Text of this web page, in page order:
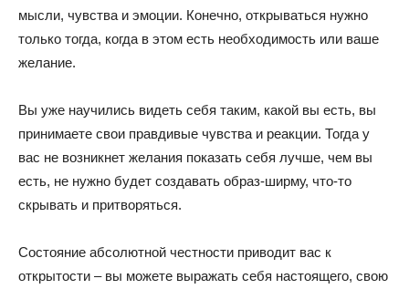
мысли, чувства и эмоции. Конечно, открываться нужно
только тогда, когда в этом есть необходимость или ваше
желание.
Вы уже научились видеть себя таким, какой вы есть, вы
принимаете свои правдивые чувства и реакции. Тогда у
вас не возникнет желания показать себя лучше, чем вы
есть, не нужно будет создавать образ-ширму, что-то
скрывать и притворяться.
Состояние абсолютной честности приводит вас к
открытости – вы можете выражать себя настоящего, свою